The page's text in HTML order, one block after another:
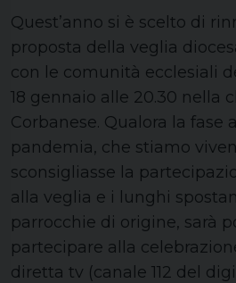
Quest’anno si è scelto di
proposta della veglia
con le comunità ecclesiali
18 gennaio alle 20.30 nella
Corbanese. Qualora la fase
pandemia, che stiamo
sconsigliasse la
alla veglia e i lunghi
parrocchie di origine, sarà
partecipare alla
diretta tv (canale 112 del